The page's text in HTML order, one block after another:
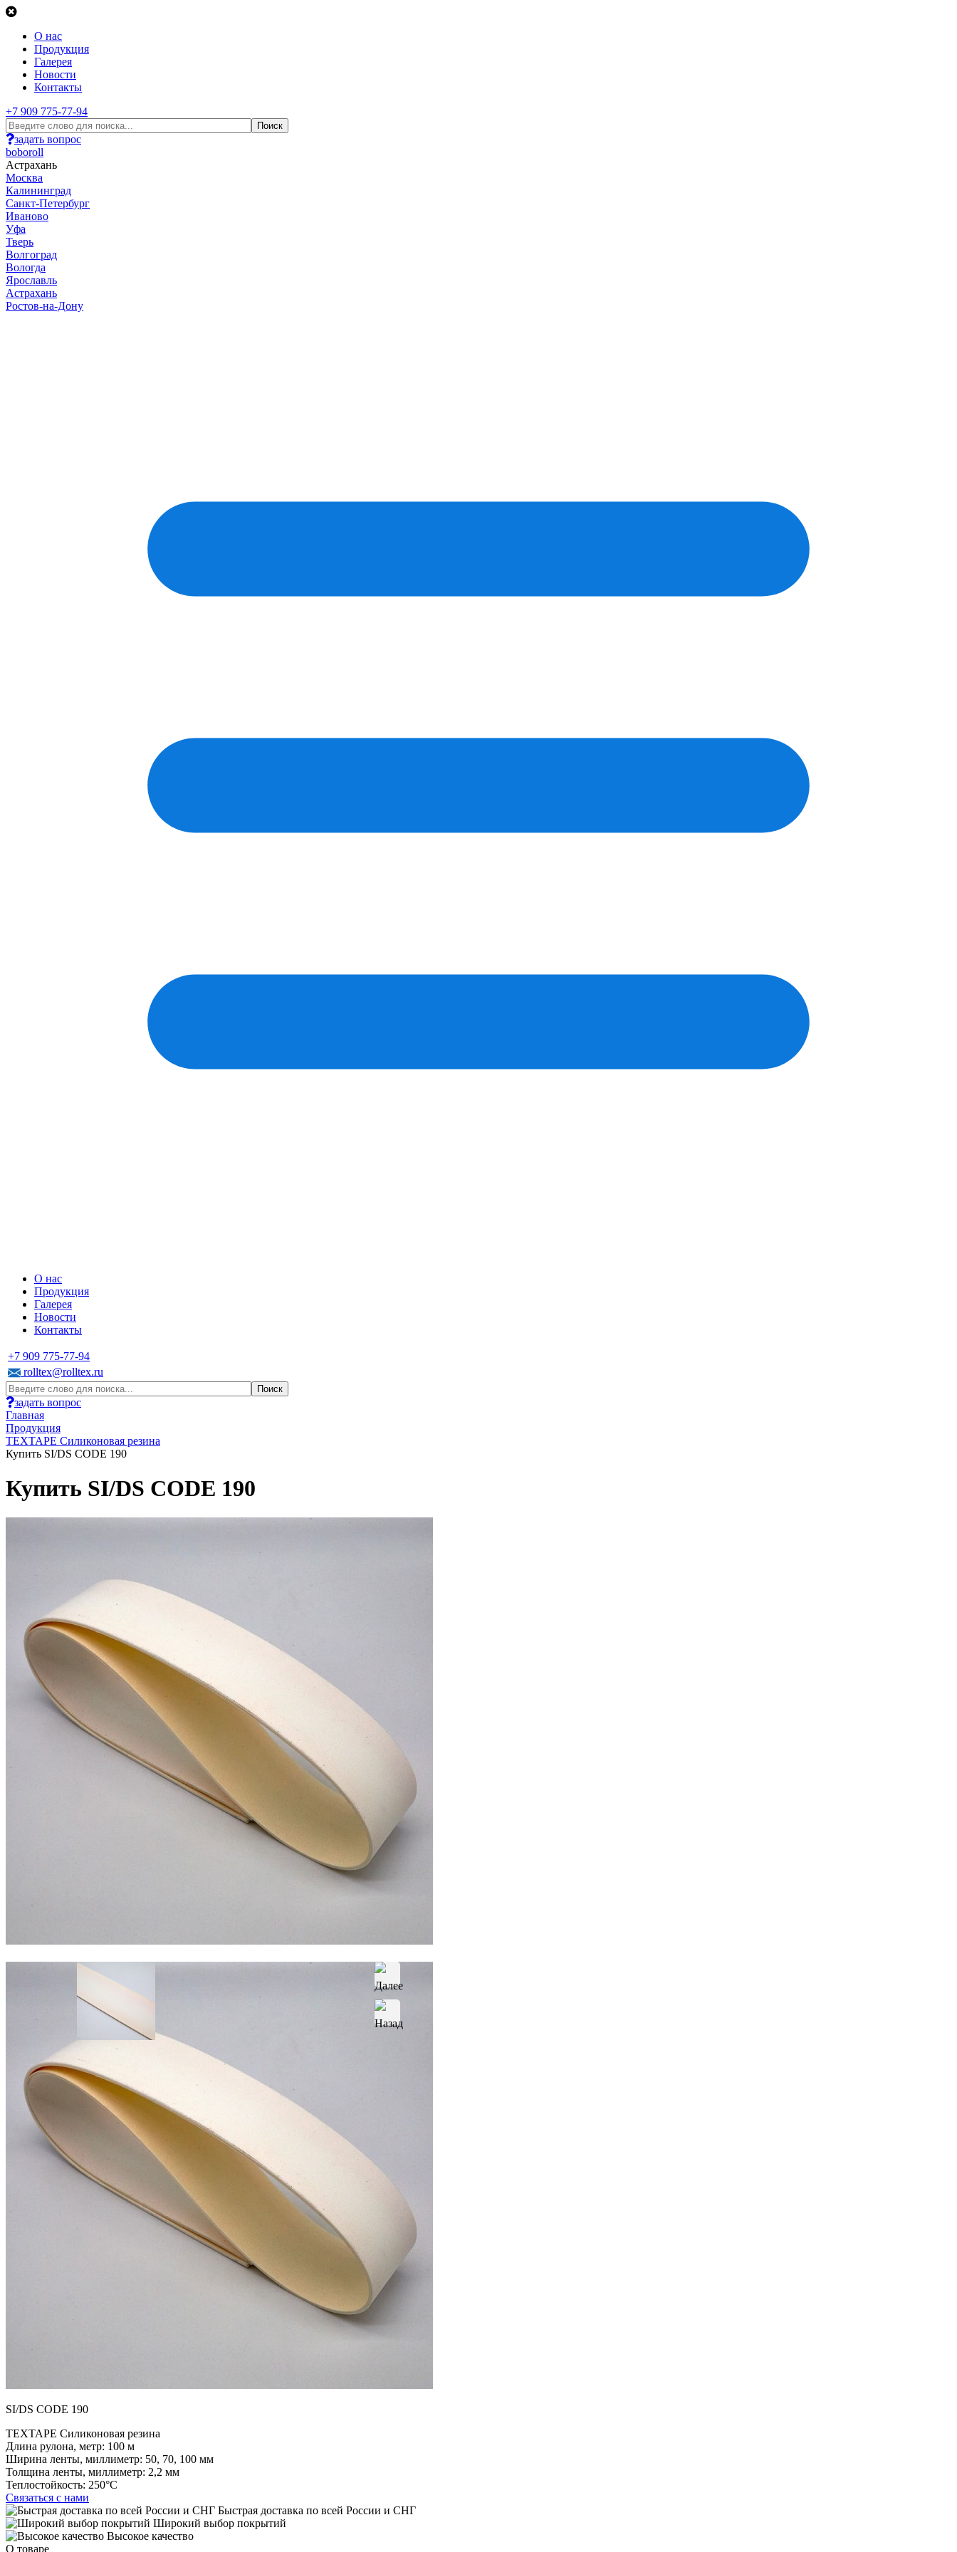
О нас
Продукция
Галерея
Новости
Контакты
+7 909 775-77-94
задать вопрос
boboroll
Астрахань
Москва
Калининград
Санкт-Петербург
Иваново
Уфа
Тверь
Волгоград
Вологда
Ярославль
Астрахань
Ростов-на-Дону
О нас
Продукция
Галерея
Новости
Контакты
+7 909 775-77-94
rolltex@rolltex.ru
задать вопрос
Главная
Продукция
TEXTAPE Силиконовая резина
Купить SI/DS CODE 190
Купить SI/DS CODE 190
SI/DS CODE 190
TEXTAPE Силиконовая резина
Длина рулона, метр: 100 м
Ширина ленты, миллиметр: 50, 70, 100 мм
Толщина ленты, миллиметр: 2,2 мм
Теплостойкость: 250°C
Связаться с нами
Быстрая доставка по всей России и СНГ
Широкий выбор покрытий
Высокое качество
О товаре